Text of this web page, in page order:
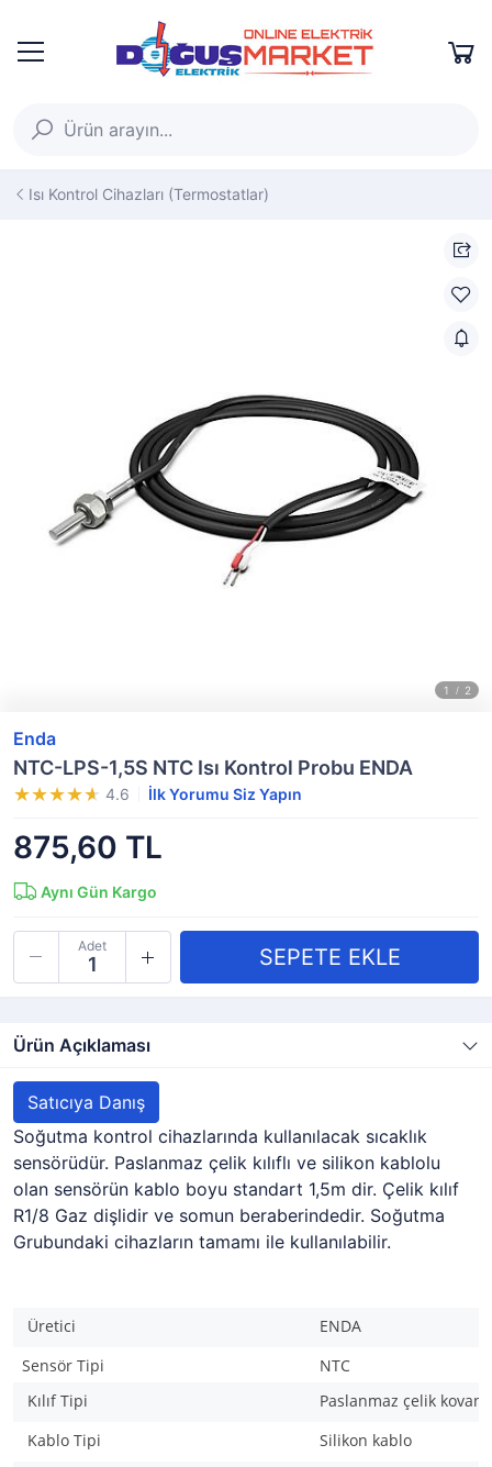
Isı Kontrol Cihazları (Termostatlar)
Enda
NTC-LPS-1,5S NTC Isı Kontrol Probu ENDA
4.6 İlk Yorumu Siz Yapın
875,60 TL
Aynı Gün Kargo
Adet
Ürün Açıklaması
Satıcıya Danış
Soğutma kontrol cihazlarında kullanılacak sıcaklık
sensörüdür. Paslanmaz çelik kılıflı ve silikon kablolu
olan sensörün kablo boyu standart 1,5m dir. Çelik kılıf
R1/8 Gaz dişlidir ve somun beraberindedir. Soğutma
Grubundaki cihazların tamamı ile kullanılabilir.
Üretici
ENDA
Sensör Tipi
NTC
Kılıf Tipi
Paslanmaz çelik kovanlı
Kablo Tipi
Silikon kablo